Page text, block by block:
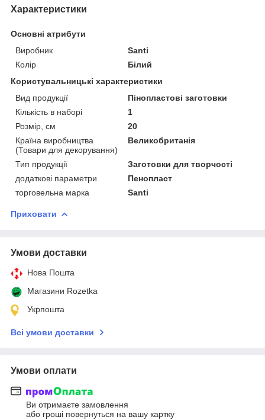
Характеристики
Основні атрибути
Виробник
Santi
Колір
Білий
Користувальницькі характеристики
Вид продукції
Пінопластові заготовки
Кількість в наборі
1
Розмір, см
20
Країна виробництва
(Товари для декорування)
Великобританія
Тип продукції
Заготовки для творчості
додаткові параметри
Пенопласт
торговельна марка
Santi
Приховати
Умови доставки
Нова Пошта
Магазини Rozetka
Укрпошта
Всі умови доставки
Умови оплати
Ви отримаєте замовлення
або гроші повернуться на вашу картку